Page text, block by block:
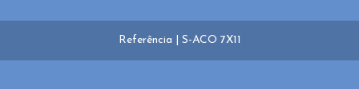
Referência | S-ACO 7X11